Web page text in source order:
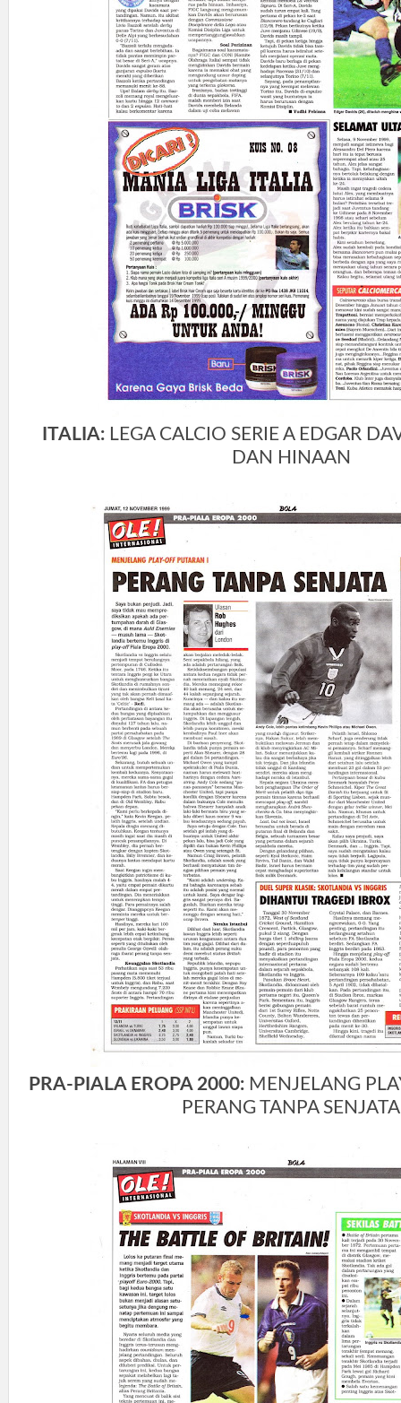
ITALIA: LEGA CALCIO SERIE A EDGAR
DAN HINAAN
PRA-PIALA EROPA 2000: MENJELANG
PERANG TANPA SENJATA